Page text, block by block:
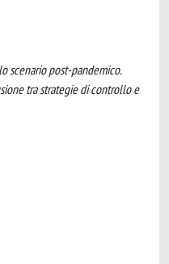
scenario post-pandemico.
tra strategie di controllo e